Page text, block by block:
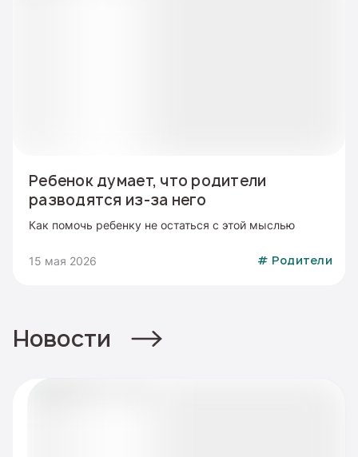
Ребенок думает, что родители
разводятся из-за него
Как помочь ребенку не остаться с этой мыслью
15 мая 2026 # Родители
Новости